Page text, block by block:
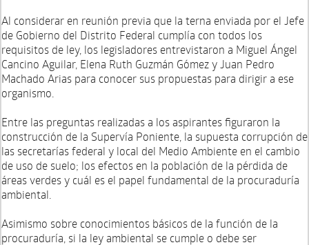
Al considerar en reunión previa que la terna enviada por el Jefe
de Gobierno del Distrito Federal cumplía con todos los
requisitos de ley, los legisladores entrevistaron a Miguel Ángel
Cancino Aguilar, Elena Ruth Guzmán Gómez y Juan Pedro
Machado Arias para conocer sus propuestas para dirigir a ese
organismo.
Entre las preguntas realizadas a los aspirantes figuraron la
construcción de la Supervía Poniente, la supuesta corrupción de
las secretarías federal y local del Medio Ambiente en el cambio
de uso de suelo; los efectos en la población de la pérdida de
áreas verdes y cuál es el papel fundamental de la procuraduría
ambiental.
Asimismo sobre conocimientos básicos de la función de la
procuraduría, si la ley ambiental se cumple o debe ser